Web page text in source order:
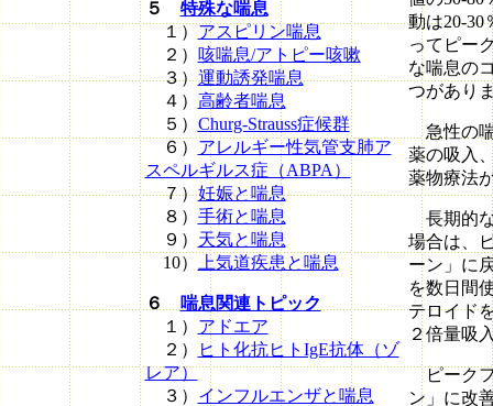
５ 特殊な喘息
１） アスピリン喘息
２） 咳喘息/アトピー咳嗽
３）運動誘発喘息
４） 高齢者喘息
５） Churg-Strauss症候群
６） アレルギー性気管支肺ア
スペルギルス症（ABPA）
７）妊娠と喘息
８） 手術と喘息
９） 天気と喘息
10） 上気道疾患と喘息
６ 喘息関連トピック
１） アドエア
２）
ヒト化抗ヒトIgE抗体（ゾ
レア）
３） インフルエンザと喘息
動は20-30
ってピー
な喘息の
つがあり
急性の
薬の吸入
薬物療法
長期的
場合は、
ーン」に
を数日間
テロイド
２倍量吸
ピーク
ン」に改